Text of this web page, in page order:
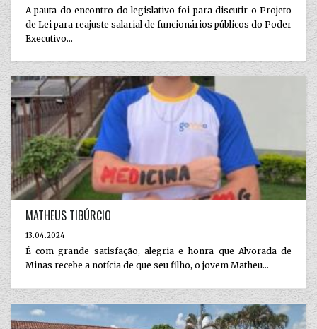
A pauta do encontro do legislativo foi para discutir o Projeto
de Lei para reajuste salarial de funcionários públicos do Poder
Executivo...
MATHEUS TIBÚRCIO
13.04.2024
É com grande satisfação, alegria e honra que Alvorada de
Minas recebe a notícia de que seu filho, o jovem Matheu...